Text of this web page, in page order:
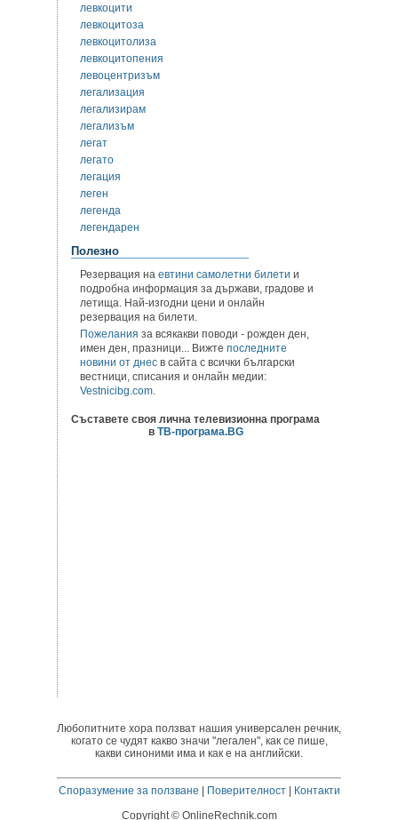
левкоцити
левкоцитоза
левкоцитолиза
левкоцитопения
левоцентризъм
легализация
легализирам
легализъм
легат
легато
легация
леген
легенда
легендарен
Полезно
Резервация на евтини самолетни билети и
подробна информация за държави, градове и
летища. Най-изгодни цени и онлайн
резервация на билети.
Пожелания за всякакви поводи - рожден ден,
имен ден, празници... Вижте последните
новини от днес в сайта с всички български
вестници, списания и онлайн медии:
Vestnicibg.com.
Съставете своя лична телевизионна програма
в ТВ-програма.BG
Любопитните хора ползват нашия универсален речник,
когато се чудят какво значи "легален", как се пише,
какви синоними има и как е на английски.
Споразумение за ползване Поверителност|
Контакти
Copyright © OnlineRechnik.com